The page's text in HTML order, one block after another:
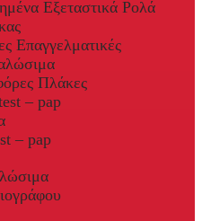
Εξεταστικά Ρολά
Επαγγελματικές
Πλάκες
– pap
– pap